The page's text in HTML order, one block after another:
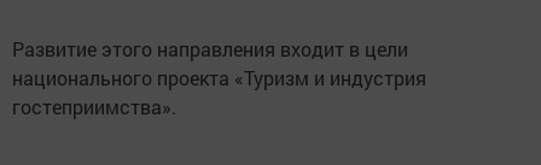
Развитие этого направления входит в цели
национального проекта «Туризм и индустрия
гостеприимства».